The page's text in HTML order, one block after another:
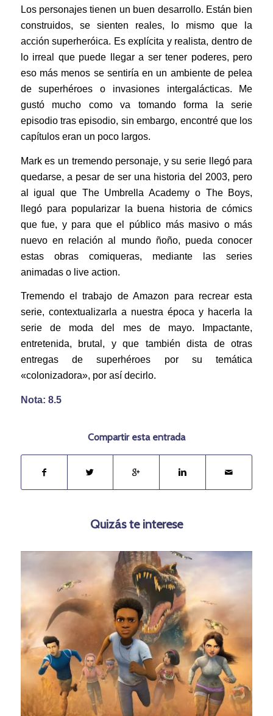
Los personajes tienen un buen desarrollo. Están bien
construidos, se sienten reales, lo mismo que la
acción superheróica. Es explícita y realista, dentro de
lo irreal que puede llegar a ser tener poderes, pero
eso más menos se sentiría en un ambiente de pelea
de superhéroes o invasiones intergalácticas. Me
gustó mucho como va tomando forma la serie
episodio tras episodio, sin embargo, encontré que los
capítulos eran un poco largos.
Mark es un tremendo personaje, y su serie llegó para
quedarse, a pesar de ser una historia del 2003, pero
al igual que The Umbrella Academy o The Boys,
llegó para popularizar la buena historia de cómics
que fue, y para que el público más masivo o más
nuevo en relación al mundo ñoño, pueda conocer
estas obras comiqueras, mediante las series
animadas o live action.
Tremendo el trabajo de Amazon para recrear esta
serie, contextualizarla a nuestra época y hacerla la
serie de moda del mes de mayo. Impactante,
entretenida, brutal, y que también dista de otras
entregas de superhéroes por su temática
«colonizadora», por así decirlo.
Nota: 8.5
Compartir esta entrada
Quizás te interese